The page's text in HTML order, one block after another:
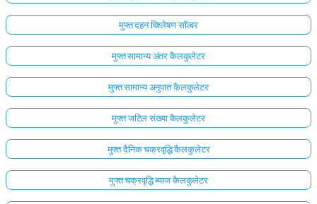
मुफ्त दहन विश्लेषण सॉल्वर
मुफ्त सामान्य अंतर कैलकुलेटर
मुफ्त सामान्य अनुपात कैलकुलेटर
मुफ्त जटिल संख्या कैलकुलेटर
मुफ्त दैनिक चक्रवृद्धि कैलकुलेटर
मुफ्त चक्रवृद्धि ब्याज कैलकुलेटर